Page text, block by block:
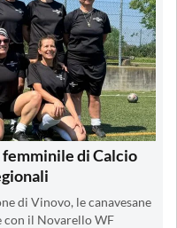
femminile di Calcio
di Vinovo, le canavesane
con il Novarello WF